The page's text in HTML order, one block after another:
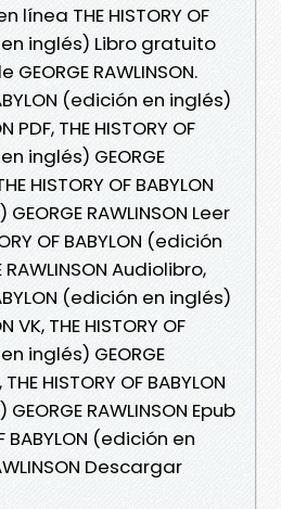
línea THE HISTORY OF
en inglés) Libro gratuito
RAWLINSON.
(edición en inglés)
PDF, THE HISTORY OF
inglés) GEORGE
HISTORY OF BABYLON
RAWLINSON Leer
OF BABYLON (edición
Audiolibro,
(edición en inglés)
VK, THE HISTORY OF
inglés) GEORGE
HISTORY OF BABYLON
RAWLINSON Epub
BABYLON (edición en
Descargar